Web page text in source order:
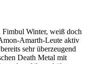
Fimbul Winter, weiß doch
Amarth-Leute aktiv
sehr überzeugend
Death Metal mit